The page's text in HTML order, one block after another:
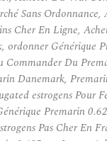
Sans
Cher En Ligne,
Du
Danemark,
estrogens Pour
Premarin
Pas Cher En